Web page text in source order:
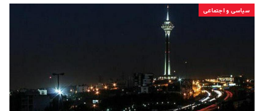
سیاسی و اجتماعی